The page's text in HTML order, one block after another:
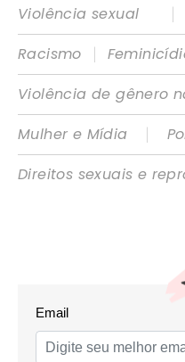
Violência sexual
|
Racismo
|
Violência de gênero
Mulher e Mídia
|
Direitos sexuais e